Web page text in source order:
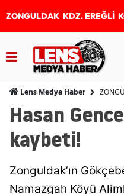
ZONGULDAK KDZ. EREĞLİ
Lens Medya Haber
Hasan
kaybeti!
Zonguldak’ın
Namazgah Köyü